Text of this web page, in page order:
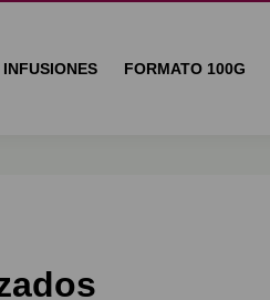
INFUSIONES FORMATO 100G